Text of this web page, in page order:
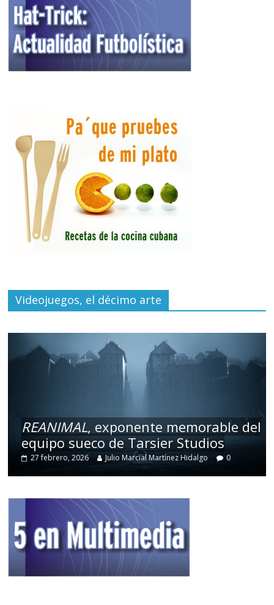
Videojuegos, el décimo arte
REANIMAL, exponente memorable del
equipo sueco de Tarsier Studios
27 febrero, 2026 Julio Marcial Martínez Hidalgo 0